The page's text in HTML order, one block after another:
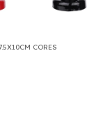
CORES